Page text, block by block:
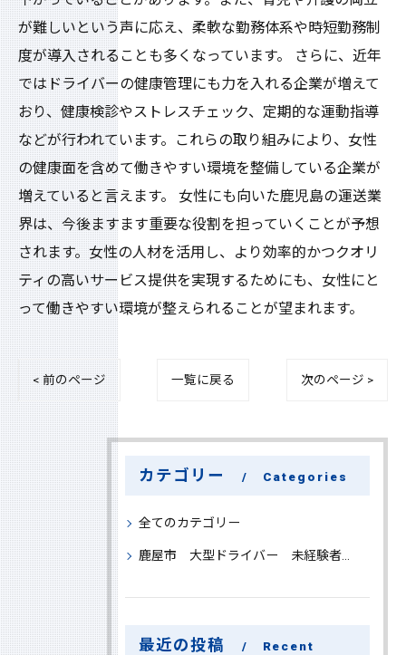
が難しいという声に応え、柔軟な勤務体系や時短勤務制
度が導入されることも多くなっています。 さらに、近年
ではドライバーの健康管理にも力を入れる企業が増えて
おり、健康検診やストレスチェック、定期的な運動指導
などが行われています。これらの取り組みにより、女性
の健康面を含めて働きやすい環境を整備している企業が
増えていると言えます。 女性にも向いた鹿児島の運送業
界は、今後ますます重要な役割を担っていくことが予想
されます。女性の人材を活用し、より効率的かつクオリ
ティの高いサービス提供を実現するためにも、女性にと
って働きやすい環境が整えられることが望まれます。
< 前のページ 一覧に戻る 次のページ >
カテゴリー Categories
全てのカテゴリー
鹿屋市 大型ドライバー 未経験者 大募集
最近の投稿
Recent